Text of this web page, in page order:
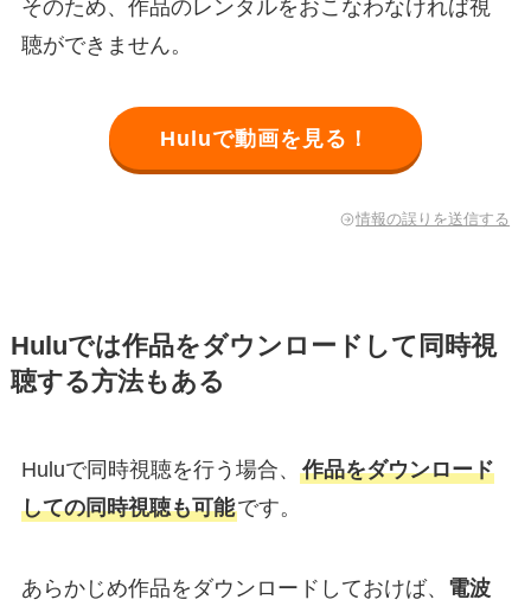
そのため、作品のレンタルをおこなわなければ視
聴ができません。
Huluで動画を見る！
情報の誤りを送信する
Huluでは作品をダウンロードして同時視
聴する方法もある
Huluで同時視聴を行う場合、 作品をダウンロード
しての同時視聴も可能です。
あらかじめ作品をダウンロードしておけば、 電波